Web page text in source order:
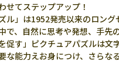
せてステップアップ！
ル」は1952発売以来のロング
で、自然に思考や発想、手先
促す」ピクチュアパズルは文
な能力えお身につけ、さらな